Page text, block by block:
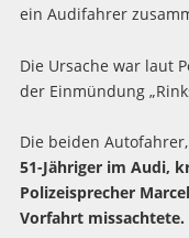
ein Audifahrer
Die Ursache war laut
der Einmündung
Die beiden Autofahrer,
51-Jähriger im Audi,
Polizeisprecher
Vorfahrt missachtete.